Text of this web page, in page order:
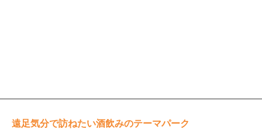
遠足気分で訪ねたい酒飲みのテーマパーク